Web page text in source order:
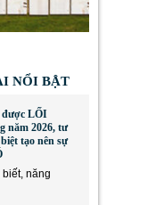
NỔI BẬT
được LỐI
năm 2026, tư
tạo nên sự
năng